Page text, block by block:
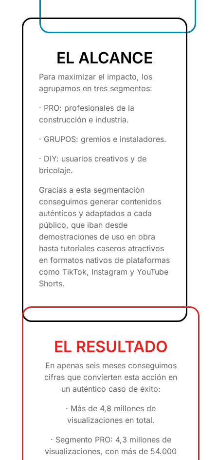
EL ALCANCE
Para maximizar el impacto, los
agrupamos en tres segmentos:
· PRO: profesionales de la
construcción e industria.
· GRUPOS: gremios e instaladores.
· DIY: usuarios creativos y de
bricolaje.
Gracias a esta segmentación
conseguimos generar contenidos
auténticos y adaptados a cada
público, que iban desde
demostraciones de uso en obra
hasta tutoriales caseros atractivos
en formatos nativos de plataformas
como TikTok, Instagram y YouTube
Shorts.
EL RESULTADO
En apenas seis meses conseguimos
cifras que convierten esta acción en
un auténtico caso de éxito:
· Más de 4,8 millones de
visualizaciones en total.
· Segmento PRO: 4,3 millones de
visualizaciones, con más de 54.000